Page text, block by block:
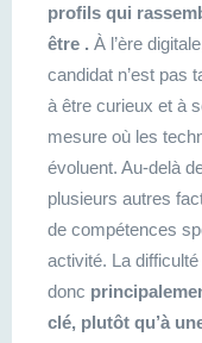
profils qui
être . À l’ère
candidat n’est pas
à être curieux et à
mesure où les
évoluent. Au-delà
plusieurs autres
de compétences
activité. La
donc
clé, plutôt qu’à